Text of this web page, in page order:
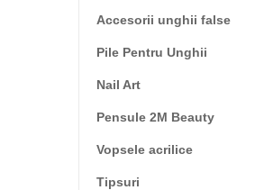
Accesorii unghii false
Pile Pentru Unghii
Nail Art
Pensule 2M Beauty
Vopsele acrilice
Tipsuri